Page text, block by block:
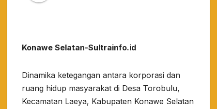
Konawe Selatan-Sultrainfo.id
Dinamika ketegangan antara korporasi dan
ruang hidup masyarakat di Desa Torobulu,
Kecamatan Laeya, Kabupaten Konawe Selatan